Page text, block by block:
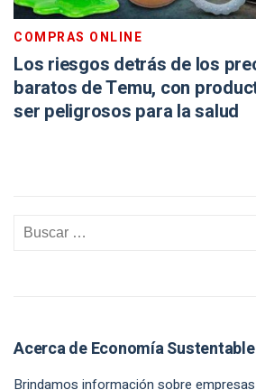
COMPRAS ONLINE
Los riesgos detrás de los
baratos de Temu, con
ser peligrosos para la salud
Acerca de Economía Sustentable
Brindamos información sobre